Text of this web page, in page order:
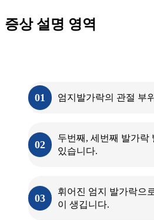
증상 설명 영역
01 엄지발가락의 관절 부
02
두번째, 세번째 발가락
있습니다.
03
휘어진 엄지 발가락으
이 생깁니다.